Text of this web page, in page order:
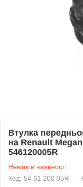
Втулка
на Renault
546120005R
Немає в наявності
Код: 54 61 200 05R